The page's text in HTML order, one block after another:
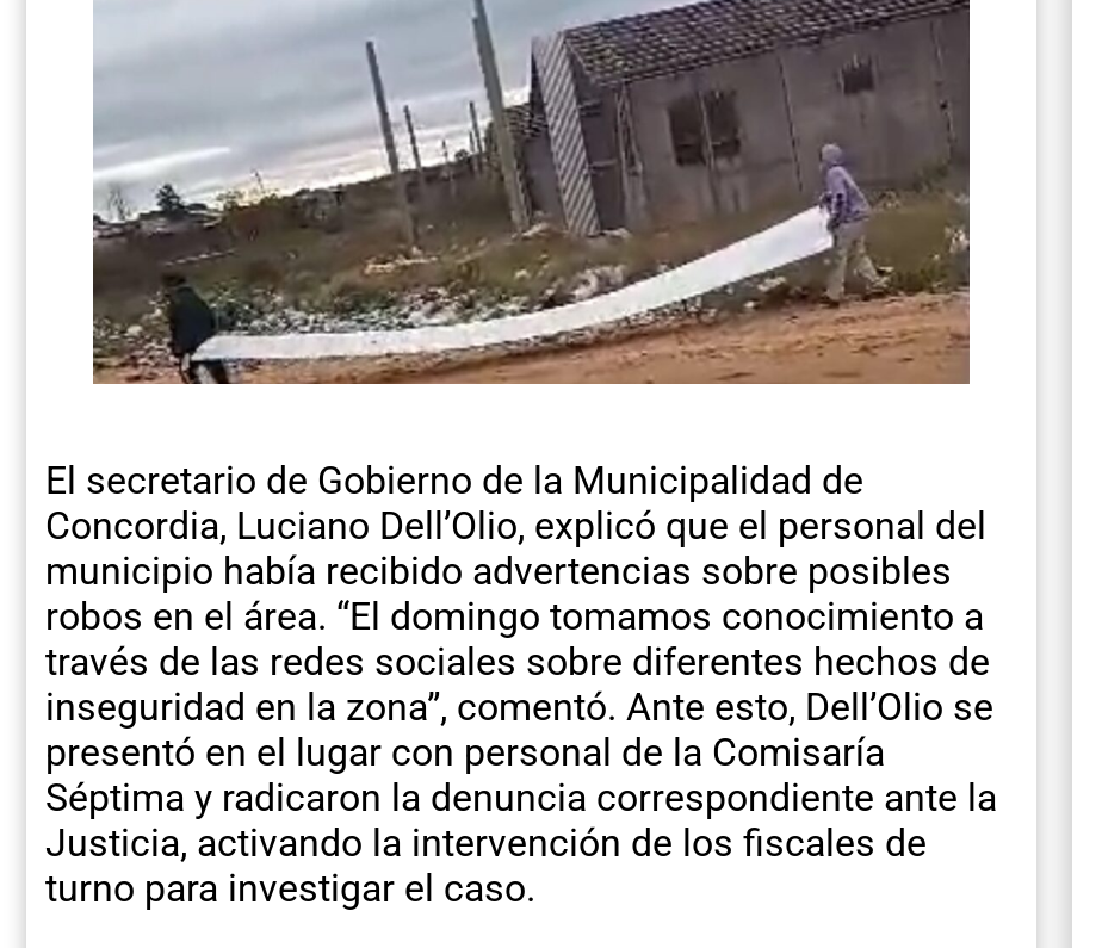
El secretario de Gobierno de la Municipalidad de
Concordia, Luciano Dell’Olio, explicó que el personal del
municipio había recibido advertencias sobre posibles
robos en el área. “El domingo tomamos conocimiento a
través de las redes sociales sobre diferentes hechos de
inseguridad en la zona”, comentó. Ante esto, Dell’Olio se
presentó en el lugar con personal de la Comisaría
Séptima y radicaron la denuncia correspondiente ante la
Justicia, activando la intervención de los fiscales de
turno para investigar el caso.